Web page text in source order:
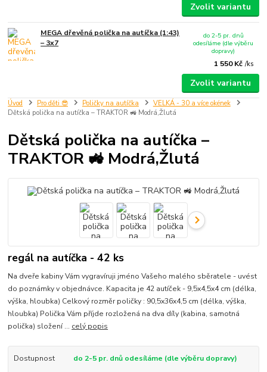
Úvod Pro děti 😎 Poličky na autíčka
VELKÁ - 30 a více okének
Dětská polička na autíčka – TRAKTOR 🚜 Modrá,Žlutá
Dětská polička na autíčka –
TRAKTOR 🚜 Modrá,Žlutá
regál na autíčka - 42 ks
Na dveře kabiny Vám vygravíruji jméno Vašeho malého sběratele - uvést
do poznámky v objednávce. Kapacita je 42 autíček - 9,5x4,5x4 cm (délka,
výška, hloubka) Celkový rozměr poličky : 90,5x36x4,5 cm (délka, výška,
hloubka) Polička Vám příjde rozložená na dva díly (kabina, samotná
polička) složení ... celý popis
Dostupnost
do 2-5 pr. dnů odesíláme (dle výběru dopravy)
Zvolit variantu
MEGA dřevěná polička na autíčka (1:43)
– 3x7
1 550 Kč /ks
do 2-5 pr. dnů
odesíláme (dle výběru
dopravy)
Zvolit variantu